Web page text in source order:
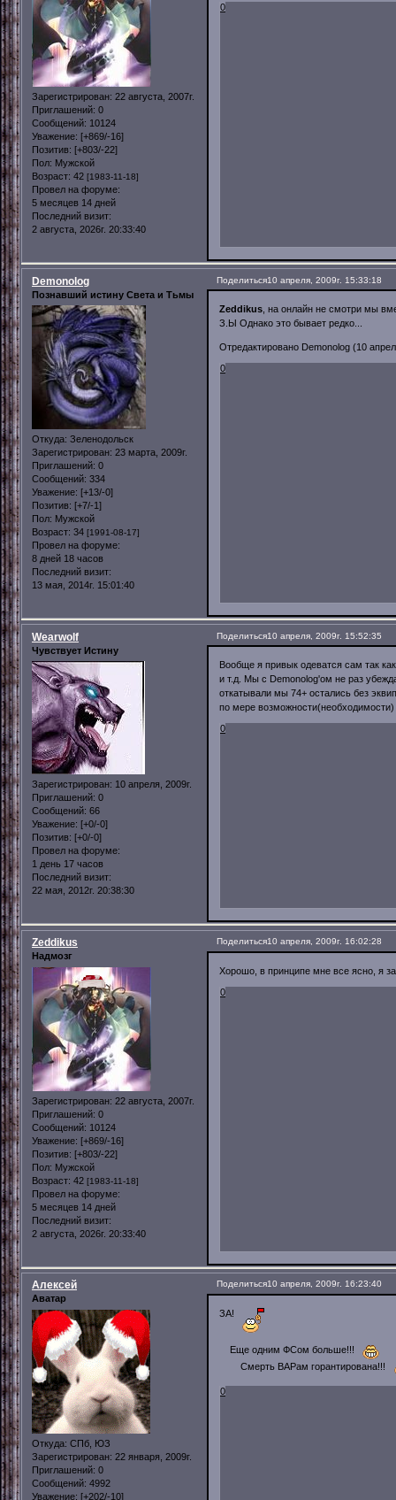
Зарегистрирован: 22 августа, 2007г.
Приглашений: 0
Сообщений: 10124
Уважение: [+869/-16]
Позитив: [+803/-22]
Пол: Мужской
Возраст: 42 [1983-11-18]
Провел на форуме:
5 месяцев 14 дней
Последний визит:
2 августа, 2026г. 20:33:40
0
Поделиться10 апреля, 2009г. 15:33:18
Demonolog
Познавший истину Света и Тьмы
Откуда: Зеленодольск
Зарегистрирован: 23 марта, 2009г.
Приглашений: 0
Сообщений: 334
Уважение: [+13/-0]
Позитив: [+7/-1]
Пол: Мужской
Возраст: 34 [1991-08-17]
Провел на форуме:
8 дней 18 часов
Последний визит:
13 мая, 2014г. 15:01:40
Zeddikus , на онлайн не смотри мы
З.Ы Однако это бывает редко...
Отредактировано Demonolog (10
0
Поделиться10 апреля, 2009г. 15:52:35
Wearwolf
Чувствует Истину
Зарегистрирован: 10 апреля, 2009г.
Приглашений: 0
Сообщений: 66
Уважение: [+0/-0]
Позитив: [+0/-0]
Провел на форуме:
1 день 17 часов
Последний визит:
22 мая, 2012г. 20:38:30
Вообще я привык одеватся сам так
и т.д. Мы с Demonolog'ом не раз
откатывали мы 74+ остались без
по мере
0
Поделиться10 апреля, 2009г. 16:02:28
Zeddikus
Надмозг
Зарегистрирован: 22 августа, 2007г.
Приглашений: 0
Сообщений: 10124
Уважение: [+869/-16]
Позитив: [+803/-22]
Пол: Мужской
Возраст: 42 [1983-11-18]
Провел на форуме:
5 месяцев 14 дней
Последний визит:
2 августа, 2026г. 20:33:40
Хорошо, в принципе мне все ясно, я
0
Поделиться10 апреля, 2009г. 16:23:40
Алексей
Аватар
Откуда: СПб, ЮЗ
Зарегистрирован: 22 января, 2009г.
Приглашений: 0
Сообщений: 4992
Уважение: [+202/-10]
ЗА!
Еще одним ФСом больше!!!
Смерть ВАРам горантирована!!!
0